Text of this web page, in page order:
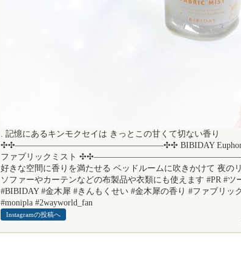
. 記憶にあるキンモクセイは きっとこの甘くて切ない香り
✣✣­­–­­–­­–­­–­­–­­–­­–­­–­­–­­–­­–­­–­­–­­–­­–­­––­­–­­–­­–­­–­­–­­–­­–­­–­­–­­–­­–­­–­­–­­–­­–­­–­­–­­–✣✣ BIBIDAY
ファブリックミスト
好きな空間に香りを満たせる ベッドルームに吹きかけて 夜
ソファーやカーテンなどの布製品や衣類にも使えます #PR #ツ
#BIBIDAY #金木犀 #きんもくせい #金木犀の香り #ファブリッ
#monipla #2wayworld_fan
Instagramの投稿へ